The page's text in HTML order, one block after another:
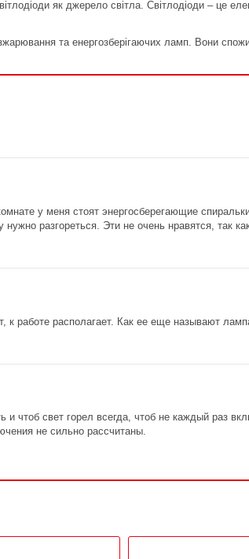
як джерело світла. Світлодіоди – це
та енергозберігаючих ламп. Вони
у меня стоят энергосберегающие
разгореться. Эти не очень нравятся, так
работе располагает. Как ее еще называют
чтоб свет горел всегда, чтоб не каждый раз
не сильно рассчитаны.